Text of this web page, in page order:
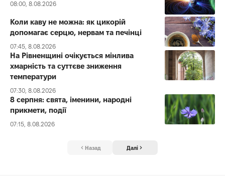
08:00, 8.08.2026
Коли каву не можна: як цикорій
допомагає серцю, нервам та печінці
07:45, 8.08.2026
На Рівненщині очікується мінлива
хмарність та суттєве зниження
температури
07:30, 8.08.2026
8 серпня: свята, іменини, народні
прикмети, події
07:15, 8.08.2026
Назад Далі